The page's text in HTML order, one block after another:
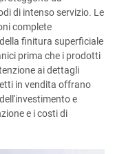
di intenso servizio. Le
complete
finitura superficiale
prima che i prodotti
ai dettagli
in vendita offrano
e
e i costi di